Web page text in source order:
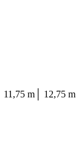
m│ 12,75 m